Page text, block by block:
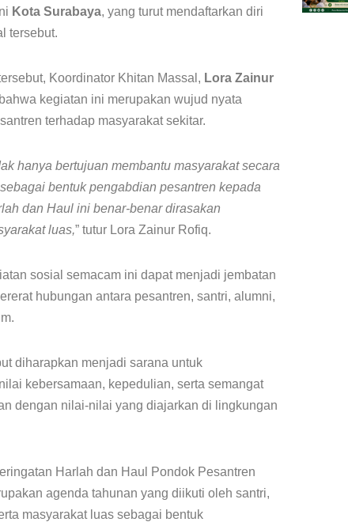
Kota Surabaya, yang turut mendaftarkan diri
tersebut.
Koordinator Khitan Massal, Lora Zainur
kegiatan ini merupakan wujud nyata
terhadap masyarakat sekitar.
hanya bertujuan membantu masyarakat secara
bentuk pengabdian pesantren kepada
dan Haul ini benar-benar dirasakan
luas,” tutur Lora Zainur Rofiq.
sosial semacam ini dapat menjadi jembatan
hubungan antara pesantren, santri, alumni,
diharapkan menjadi sarana untuk
kebersamaan, kepedulian, serta semangat
dengan nilai-nilai yang diajarkan di lingkungan
Harlah dan Haul Pondok Pesantren
agenda tahunan yang diikuti oleh santri,
masyarakat luas sebagai bentuk